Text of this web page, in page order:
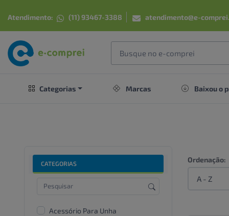
Atendimento: (11) 93467-3388 atendimento@e-
Categorias Marcas Baixou o
CATEGORIAS
Acessório Para Unha
Ordenação: